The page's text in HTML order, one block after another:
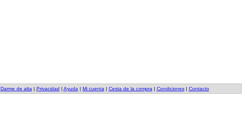
Darme de alta | Privacidad | Ayuda | Mi cuenta | Cesta de la compra | Condiciones| Contacto